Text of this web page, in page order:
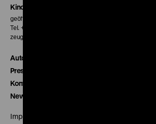
Kinokasse
geöffnet 30 Minuten vor Beginn der ersten Vorstellung
Tel. + 49 30 20304-770
zeughauskino@dhm.de
Autor*innen
Presse
Kontakt
Newsletter
Impressum